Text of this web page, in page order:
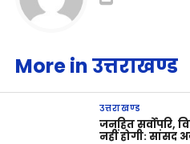
More in उत्तराखण्ड
उत्तराखण्ड
जनहित सर्वोपरि,
नहीं होगी: सांसद